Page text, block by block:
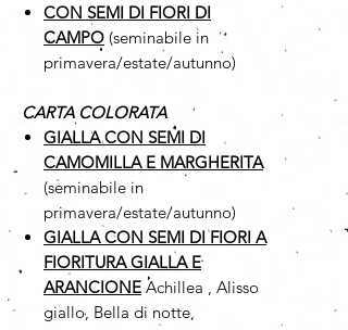
CON SEMI DI FIORI DI
CAMPO (seminabile in
primavera/estate/autunno)
CARTA COLORATA
GIALLA CON SEMI DI
CAMOMILLA E MARGHERITA
(seminabile in
primavera/estate/autunno)
GIALLA CON SEMI DI FIORI A
FIORITURA GIALLA E
ARANCIONE Achillea , Alisso
giallo, Bella di notte,